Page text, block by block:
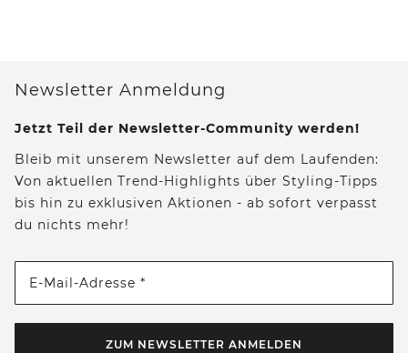
Newsletter Anmeldung
Jetzt Teil der Newsletter-Community werden!
Bleib mit unserem Newsletter auf dem Laufenden:
Von aktuellen Trend-Highlights über Styling-Tipps
bis hin zu exklusiven Aktionen - ab sofort verpasst
du nichts mehr!
E-Mail-Adresse *
ZUM NEWSLETTER ANMELDEN